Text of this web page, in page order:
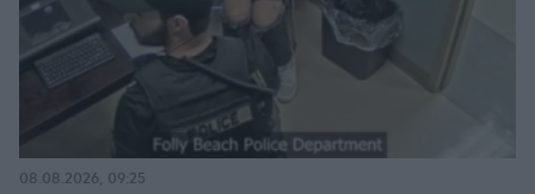
08.08.2026, 09:25